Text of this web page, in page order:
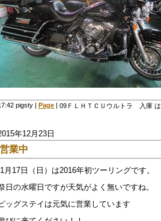
pigsty Page 09ＦＬＨＴＣＵウルトラ 入庫 は
年12月23日
営業中
1月17日（日）は2016年初ツーリングです。
日の水曜日ですが天気がよく無いですね。
ッグステイは元気に営業しています